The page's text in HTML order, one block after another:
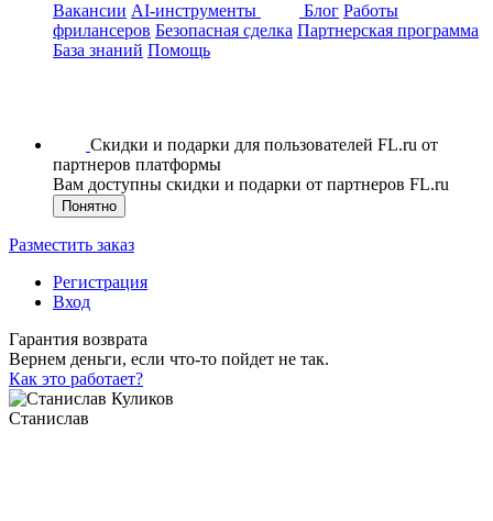
Вакансии AI-инструменты Блог Работы
фрилансеров Безопасная сделка Партнерская программа
База знаний Помощь
Скидки и подарки для пользователей FL.ru от
партнеров платформы
Вам доступны скидки и подарки от партнеров FL.ru
Понятно
Разместить заказ
Регистрация
Вход
Гарантия возврата
Вернем деньги, если что-то пойдет не так.
Как это работает?
Станислав